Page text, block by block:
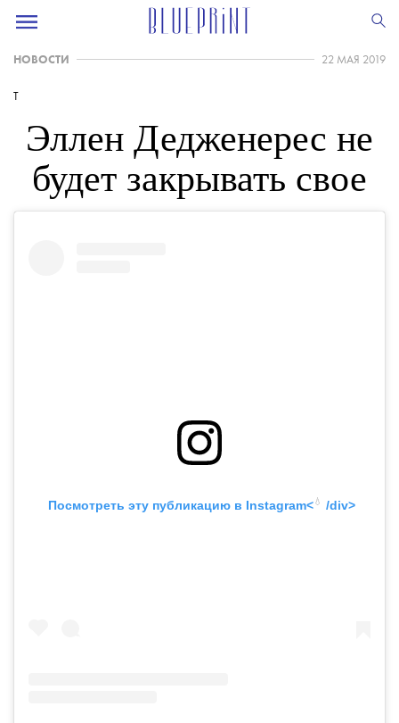
НОВОСТИ 22 МАЯ 2019
T
Эллен Дедженерес не
будет закрывать свое
шоу
Посмотреть эту публикацию в Instagram<💧 /div>